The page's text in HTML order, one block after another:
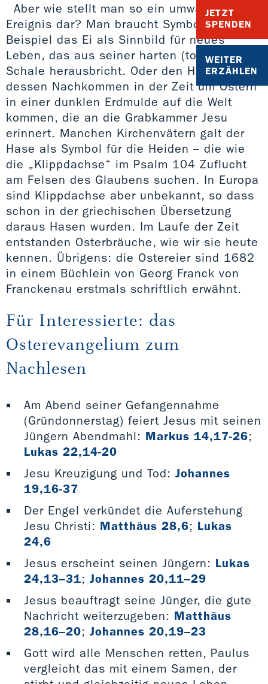
JETZT
SPENDEN
WEITER
ERZÄHLEN
Aber wie stellt man so ein umwälzendes
Ereignis dar? Man braucht Symbole: zum
Beispiel das Ei als Sinnbild für neues
Leben, das aus seiner harten (toten)
Schale herausbricht. Oder den Hasen,
dessen Nachkommen in der Zeit um Ostern
in einer dunklen Erdmulde auf die Welt
kommen, die an die Grabkammer Jesu
erinnert. Manchen Kirchenvätern galt der
Hase als Symbol für die Heiden – die wie
die „Klippdachse“ im Psalm 104 Zuflucht
am Felsen des Glaubens suchen. In Europa
sind Klippdachse aber unbekannt, so dass
schon in der griechischen Übersetzung
daraus Hasen wurden. Im Laufe der Zeit
entstanden Osterbräuche, wie wir sie heute
kennen. Übrigens: die Ostereier sind 1682
in einem Büchlein von Georg Franck von
Franckenau erstmals schriftlich erwähnt.
Für Interessierte: das
Osterevangelium zum
Nachlesen
Am Abend seiner Gefangennahme
(Gründonnerstag) feiert Jesus mit seinen
Jüngern Abendmahl: Markus 14,17-26;
Lukas 22,14-20
Jesu Kreuzigung und Tod: Johannes
19,16-37
Der Engel verkündet die Auferstehung
Jesu Christi: Matthäus 28,6; Lukas
24,6
Jesus erscheint seinen Jüngern: Lukas
24,13–31; Johannes 20,11–29
Jesus beauftragt seine Jünger, die gute
Nachricht weiterzugeben: Matthäus
28,16–20; Johannes 20,19–23
Gott wird alle Menschen retten, Paulus
vergleicht das mit einem Samen, der